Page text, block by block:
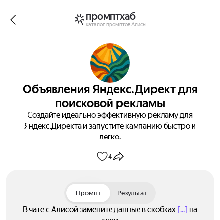
промптхаб
каталог промптов Алисы
Объявления Яндекс.Директ для
поисковой рекламы
Создайте идеально эффективную рекламу для
Яндекс.Директа и запустите кампанию быстро и
легко.
4
Промпт Результат
В чате с Алисой замените данные в скобках [...] на